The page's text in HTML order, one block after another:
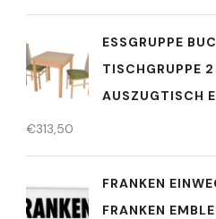
ESSGRUPPE
TISCHGRUPPE
AUSZUGTISCH
€313,50
FRANKEN
FRANKEN